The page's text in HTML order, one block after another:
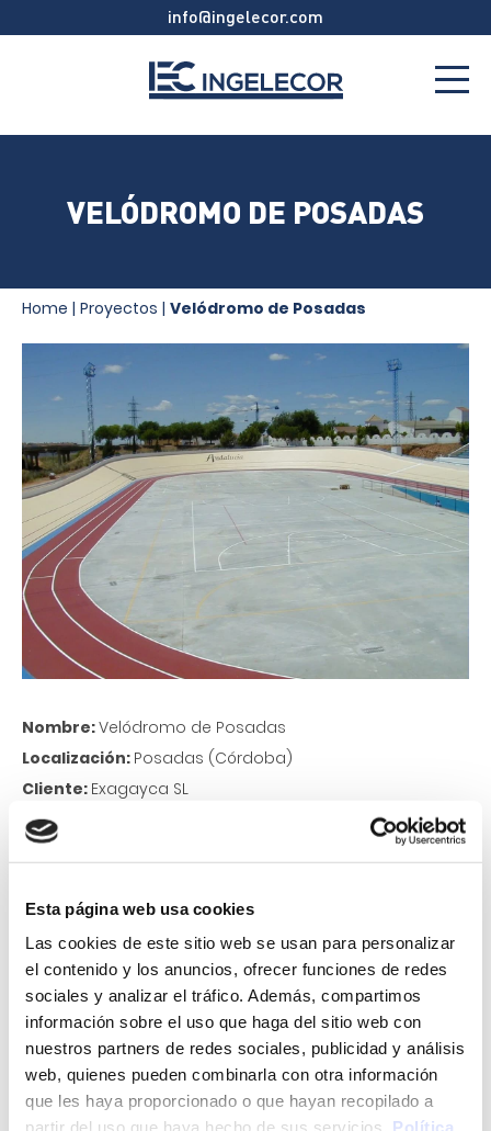
Esta página web usa cookies
Las cookies de este sitio web se usan para personalizar
el contenido y los anuncios, ofrecer funciones de redes
sociales y analizar el tráfico. Además, compartimos
información sobre el uso que haga del sitio web con
nuestros partners de redes sociales, publicidad y análisis
web, quienes pueden combinarla con otra información
que les haya proporcionado o que hayan recopilado a
partir del uso que haya hecho de sus servicios. Política
info@ingelecor.com
VELÓDROMO DE POSADAS
Home | Proyectos | Velódromo de Posadas
Nombre:Velódromo de Posadas
Localización: Posadas (Córdoba)
Cliente: Exagayca SL
Categoría:
Breve descripción del proyecto:
Electricidad e
Posadas para campeonato de Europa de ciclismo en
pista.
Ingelecor es empresa miembro